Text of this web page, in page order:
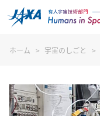
ホーム 宇宙のしごと